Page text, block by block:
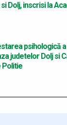
Dolj, inscrisi la
psihologică
judetelor Dolj si
Politie
psihologică